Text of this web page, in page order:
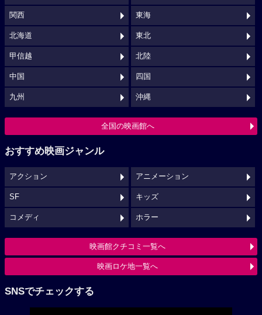
関西 東海
北海道 東北
甲信越 北陸
中国 四国
九州 沖縄
全国の映画館へ
おすすめ映画ジャンル
アクション アニメーション
SF キッズ
コメディ ホラー
映画館クチコミ一覧へ
映画ロケ地一覧へ
SNSでチェックする